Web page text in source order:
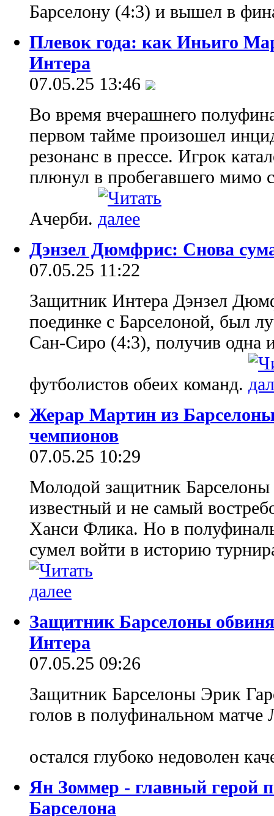
Барселону (4:3) и вышел в
Плевок года: как Иньиго
Интера
07.05.25 13:46
Во время вчерашнего
первом тайме произошел
резонанс в прессе. Игрок
плюнул в пробегавшего мимо
Ачерби.
Дэнзел Дюмфрис: Снова
07.05.25 11:22
Защитник Интера Дэнзел
поединке с Барселоной, был
Сан-Сиро (4:3), получив одна
футболистов обеих команд.
Жерар Мартин из
чемпионов
07.05.25 10:29
Молодой защитник
известный и не самый
Ханси Флика. Но в
сумел войти в историю
Защитник Барселоны
Интера
07.05.25 09:26
Защитник Барселоны Эрик
голов в полуфинальном
остался глубоко недоволен
Ян Зоммер - главный герой
Барселона